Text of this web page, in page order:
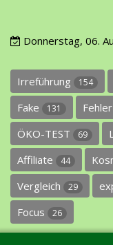
Donnerstag, 06.
Irreführung 154
Fake 131 Fehler
ÖKO-TEST 69
Affiliate 44
Vergleich 29
Focus 26